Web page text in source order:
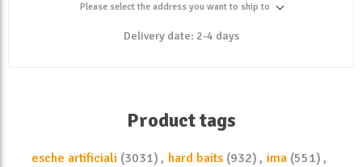
Please select the address you want to ship to
Delivery date: 2-4 days
Product tags
esche artificiali (3031) , hard baits (932) , ima (551) ,